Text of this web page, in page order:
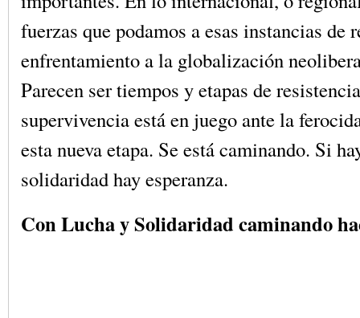
fuerzas que podamos a esas instancias de
enfrentamiento a la globalización
Parecen ser tiempos y etapas de
supervivencia está en juego ante la
esta nueva etapa. Se está caminando. Si
solidaridad hay esperanza.
Con Lucha y Solidaridad caminando